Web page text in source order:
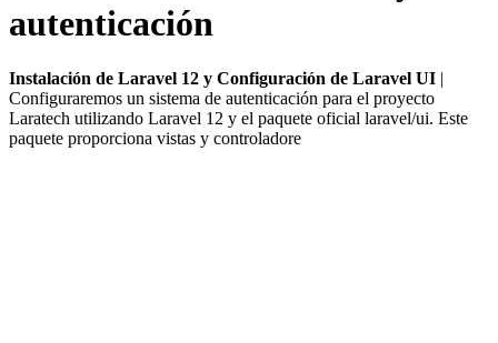
autenticación
Instalación de Laravel 12 y Configuración de Laravel UI |
Configuraremos un sistema de autenticación para el proyecto
Laratech utilizando Laravel 12 y el paquete oficial laravel/ui. Este
paquete proporciona vistas y controladore